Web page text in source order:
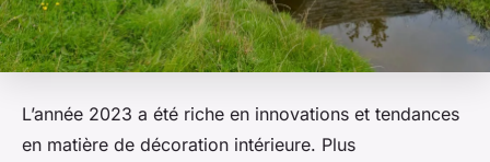
L’année 2023 a été riche en innovations et tendances
en matière de décoration intérieure. Plus